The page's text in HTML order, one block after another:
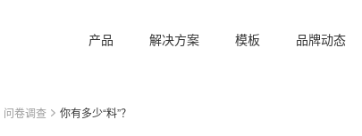
产品 解决方案 模板 品牌动态
问卷调查 你有多少“料”？